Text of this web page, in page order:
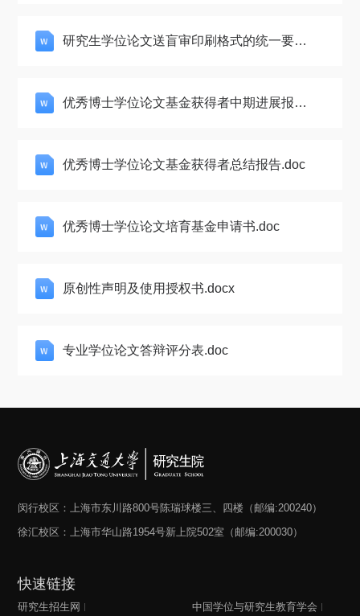
研究生学位论文送盲审印刷格式的统一要
优秀博士学位论文基金获得者中期进展报
优秀博士学位论文基金获得者总结报告.doc
优秀博士学位论文培育基金申请书.doc
原创性声明及使用授权书.docx
专业学位论文答辩评分表.doc
闵行校区：上海市东川路800号陈瑞球楼三、四楼（邮编:200240）
徐汇校区：上海市华山路1954号新上院502室（邮编:200030）
快速链接
研究生招生网
中国学位与研究生教育学会